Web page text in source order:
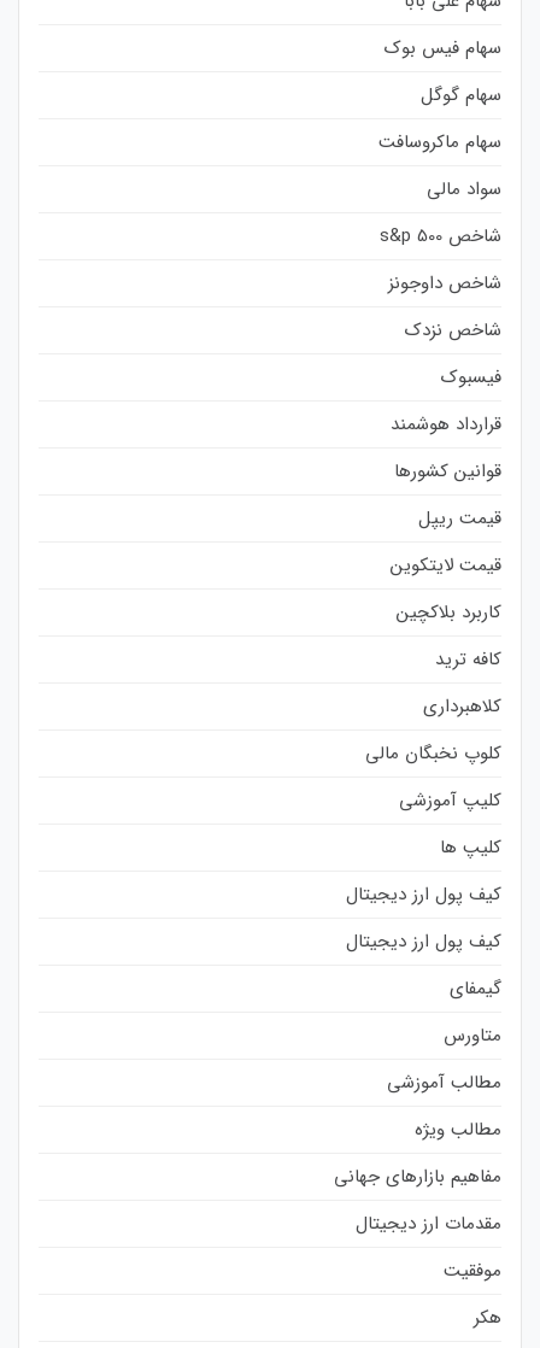
سهام فیس بوک
سهام گوگل
سهام ماکروسافت
سواد مالی
شاخص s&p 500
شاخص داوجونز
شاخص نزدک
فیسبوک
قرارداد هوشمند
قوانین کشورها
قیمت ریپل
قیمت لایتکوین
کاربرد بلاکچین
کافه ترید
کلاهبرداری
کلوپ نخبگان مالی
کلیپ آموزشی
کلیپ ها
کیف پول ارز دیجیتال
کیف پول ارز دیجیتال
گیمفای
متاورس
مطالب آموزشی
مطالب ویژه
مفاهیم بازارهای جهانی
مقدمات ارز دیجیتال
موفقیت
هکر